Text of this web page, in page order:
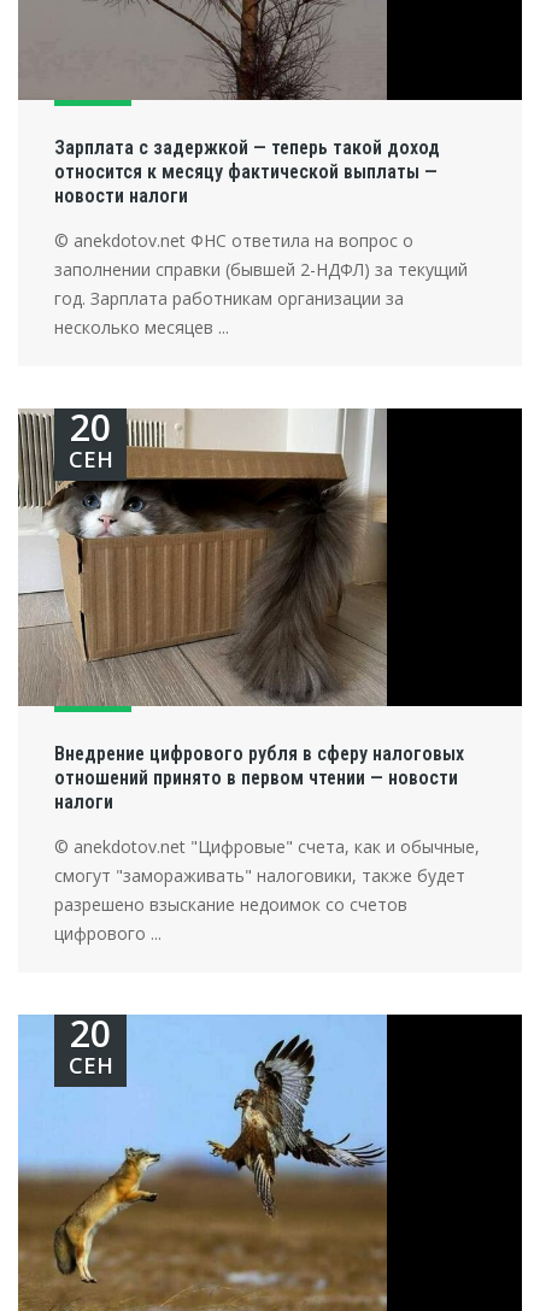
Зарплата с задержкой — теперь такой доход
относится к месяцу фактической выплаты —
новости налоги
© anekdotov.net ФНС ответила на вопрос о
заполнении справки (бывшей 2-НДФЛ) за текущий
год. Зарплата работникам организации за
несколько месяцев ...
Внедрение цифрового рубля в сферу налоговых
отношений принято в первом чтении — новости
налоги
20
СЕН
© anekdotov.net "Цифровые" счета, как и обычные,
смогут "замораживать" налоговики, также будет
разрешено взыскание недоимок со счетов
цифрового ...
20
СЕН